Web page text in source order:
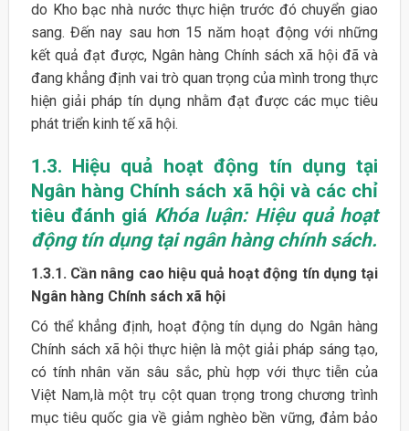
do Kho bạc nhà nước thực hiện trước đó chuyển giao
sang. Đến nay sau hơn 15 năm hoạt động với những
kết quả đạt được, Ngân hàng Chính sách xã hội đã và
đang khẳng định vai trò quan trọng của mình trong thực
hiện giải pháp tín dụng nhằm đạt được các mục tiêu
phát triển kinh tế xã hội.
1.3. Hiệu quả hoạt động tín dụng tại
Ngân hàng Chính sách xã hội và các chỉ
tiêu đánh giá Khóa luận: Hiệu quả hoạt
động tín dụng tại ngân hàng chính sách.
1.3.1. Cần nâng cao hiệu quả hoạt động tín dụng tại
Ngân hàng Chính sách xã hội
Có thể khẳng định, hoạt động tín dụng do Ngân hàng
Chính sách xã hội thực hiện là một giải pháp sáng tạo,
có tính nhân văn sâu sắc, phù hợp với thực tiễn của
Việt Nam,là một trụ cột quan trọng trong chương trình
mục tiêu quốc gia về giảm nghèo bền vững, đảm bảo